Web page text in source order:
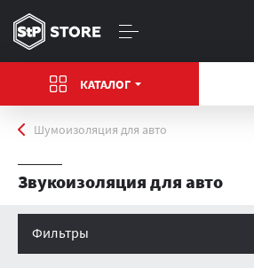
КАТАЛОГ
Главная
Шумоизоляция для авто
Звукоизоляция для авто
Фильтры